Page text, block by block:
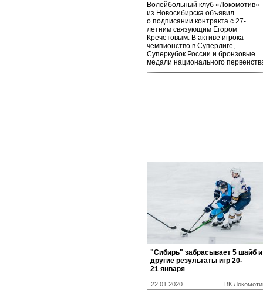
Волейбольный клуб «Локомотив»
из Новосибирска объявил
о подписании контракта с 27-
летним связующим Егором
Кречетовым. В активе игрока
чемпионство в Суперлиге,
Суперкубок России и бронзовые
медали национального
​"Сибирь" забрасывает 5 шайб и
другие результаты игр 20-
21 января
22.01.2020 ВК